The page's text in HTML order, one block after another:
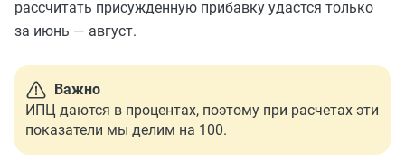
рассчитать присужденную прибавку удастся только
за июнь — август.
Важно
ИПЦ даются в процентах, поэтому при расчетах эти
показатели мы делим на 100.